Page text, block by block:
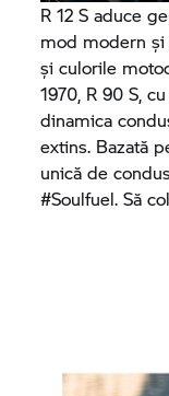
R 12 S aduce
mod modern și
și culorile
1970, R 90 S,
dinamica
extins. Bazată
unică de
#Soulfuel. Să